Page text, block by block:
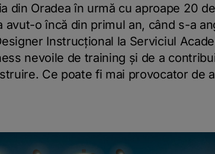
din Oradea în urmă cu aproape 20
avut-o încă din primul an, când s-a
Instrucțional la Serviciul
nevoile de training și de a
Ce poate fi mai provocator de